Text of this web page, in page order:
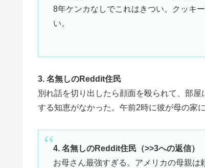
8年ケンカなしでこれはきつい。クッキ
い。
3. 名無しのReddit住民
別れ話を切り出したら顔面を殴られて、部
する知恵がなかった。午前2時に彼が母の家
4. 名無しのReddit住民（>>3への返信）
お母さん最強すぎる。アメリカの母親は